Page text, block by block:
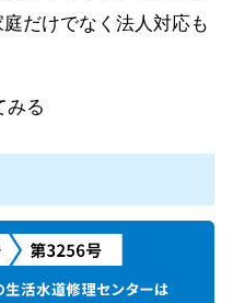
だけでなく法人対応も
る